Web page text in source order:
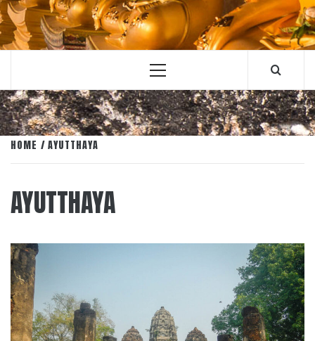
Primary
HOME AYUTTHAYA
AYUTTHAYA